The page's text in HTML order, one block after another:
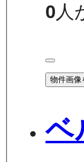
0 人
物件画像
ベ